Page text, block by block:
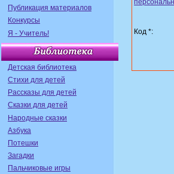
Публикация материалов
Конкурсы
Я - Учитель!
Детская библиотека
Стихи для детей
Рассказы для детей
Сказки для детей
Народные сказки
Азбука
Потешки
Загадки
Пальчиковые игры
Код *: